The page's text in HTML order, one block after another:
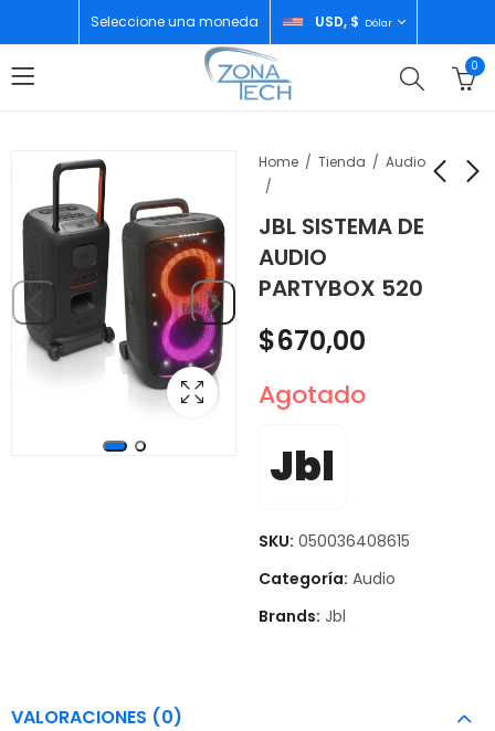
Seleccione una moneda USD, $ Dólar
0
Home Tienda Audio
JBL SISTEMA DE
AUDIO
PARTYBOX 520
ECHO DOT 5TH
BLACK
$ 65,00
SQUAD
$440,00
$670,00
Agotado
Jbl
SKU: 050036408615
Categoría: Audio
Brands: Jbl
VALORACIONES (0)